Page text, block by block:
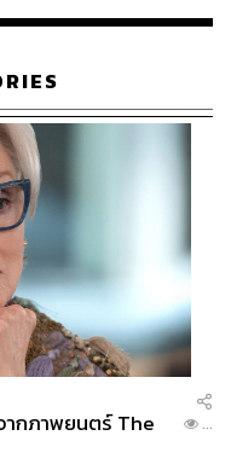
ากภาพยนตร์ The
...